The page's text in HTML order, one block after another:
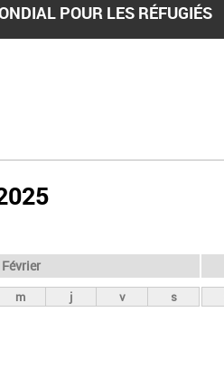
POUR LES RÉFUGIÉS
Février
m j v s